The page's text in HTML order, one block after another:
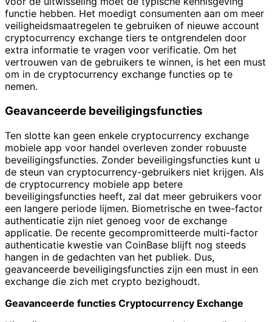
functie hebben. Het moedigt consumenten aan om meer
veiligheidsmaatregelen te gebruiken of nieuwe account
cryptocurrency exchange tiers te ontgrendelen door
extra informatie te vragen voor verificatie. Om het
vertrouwen van de gebruikers te winnen, is het een must
om in de cryptocurrency exchange functies op te
nemen.
Geavanceerde beveiligingsfuncties
Ten slotte kan geen enkele cryptocurrency exchange
mobiele app voor handel overleven zonder robuuste
beveiligingsfuncties. Zonder beveiligingsfuncties kunt u
de steun van cryptocurrency-gebruikers niet krijgen. Als
de cryptocurrency mobiele app betere
beveiligingsfuncties heeft, zal dat meer gebruikers voor
een langere periode lijmen. Biometrische en twee-factor
authenticatie zijn niet genoeg voor de exchange
applicatie. De recente gecompromitteerde multi-factor
authenticatie kwestie van CoinBase blijft nog steeds
hangen in de gedachten van het publiek. Dus,
geavanceerde beveiligingsfuncties zijn een must in een
exchange die zich met crypto bezighoudt.
Geavanceerde functies Cryptocurrency Exchange